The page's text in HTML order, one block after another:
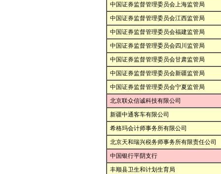
中国证券监督管理委员会上海监管局
中国证券监督管理委员会江西监管局
中国证券监督管理委员会福建监管局
中国证券监督管理委员会四川监管局
中国证券监督管理委员会甘肃监管局
中国证券监督管理委员会新疆监管局
中国证券监督管理委员会宁夏监管局
北京联众信诚科技有限公司
新疆中通客车有限公司
希格玛会计师事务所有限公司
北京天和瑞兴税务师事务所有限责任公司
中国银行平阴支行
丰顺县卫生和计划生育局